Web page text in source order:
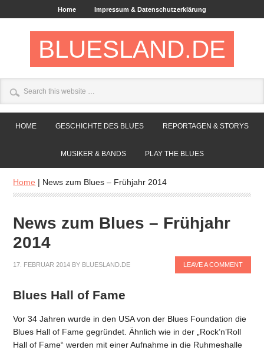
Home Impressum & Datenschutzerklärung
BLUESLAND.DE
HOME GESCHICHTE DES BLUES REPORTAGEN & STORYS
MUSIKER & BANDS PLAY THE BLUES
Home | News zum Blues – Frühjahr 2014
News zum Blues – Frühjahr
2014
17. FEBRUAR 2014 BY BLUESLAND.DE LEAVE A COMMENT
Blues Hall of Fame
Vor 34 Jahren wurde in den USA von der Blues Foundation die
Blues Hall of Fame gegründet. Ähnlich wie in der „Rock’n’Roll
Hall of Fame“ werden mit einer Aufnahme in die Ruhmeshalle